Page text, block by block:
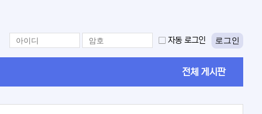
자동 로그인 로그인
전체 게시판